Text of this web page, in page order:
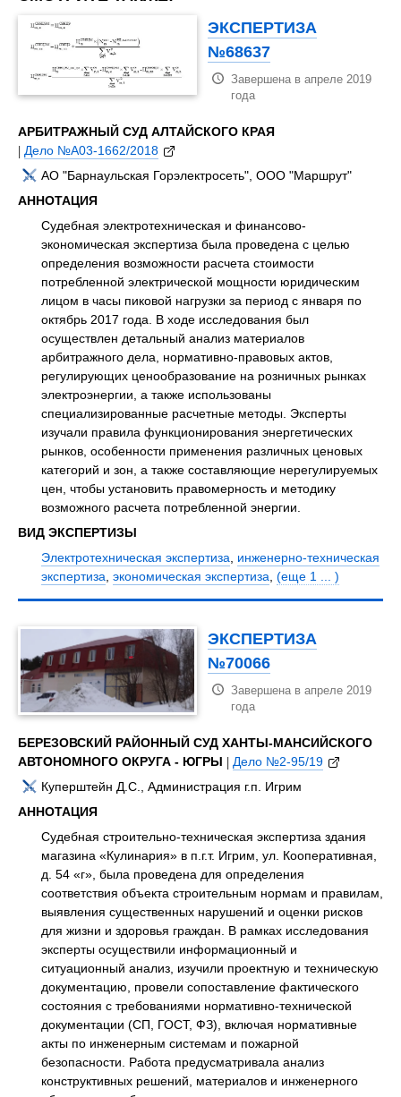
ЭКСПЕРТИЗА
№68637
Завершена в апреле 2019
года
АРБИТРАЖНЫЙ СУД АЛТАЙСКОГО КРАЯ
| Дело №А03-1662/2018
АО "Барнаульская Горэлектросеть", ООО "Маршрут"
АННОТАЦИЯ
Судебная электротехническая и финансово-
экономическая экспертиза была проведена с целью
определения возможности расчета стоимости
потребленной электрической мощности юридическим
лицом в часы пиковой нагрузки за период с января по
октябрь 2017 года. В ходе исследования был
осуществлен детальный анализ материалов
арбитражного дела, нормативно-правовых актов,
регулирующих ценообразование на розничных рынках
электроэнергии, а также использованы
специализированные расчетные методы. Эксперты
изучали правила функционирования энергетических
рынков, особенности применения различных ценовых
категорий и зон, а также составляющие нерегулируемых
цен, чтобы установить правомерность и методику
возможного расчета потребленной энергии.
ВИД ЭКСПЕРТИЗЫ
Электротехническая экспертиза, инженерно-техническая
экспертиза, экономическая экспертиза, (еще 1 ... )
ЭКСПЕРТИЗА
№70066
Завершена в апреле 2019
года
БЕРЕЗОВСКИЙ РАЙОННЫЙ СУД ХАНТЫ-МАНСИЙСКОГО
АВТОНОМНОГО ОКРУГА - ЮГРЫ | Дело №2-95/19
Куперштейн Д.С., Администрация г.п. Игрим
АННОТАЦИЯ
Судебная строительно-техническая экспертиза здания
магазина «Кулинария» в п.г.т. Игрим, ул. Кооперативная,
д. 54 «г», была проведена для определения
соответствия объекта строительным нормам и правилам,
выявления существенных нарушений и оценки рисков
для жизни и здоровья граждан. В рамках исследования
эксперты осуществили информационный и
ситуационный анализ, изучили проектную и техническую
документацию, провели сопоставление фактического
состояния с требованиями нормативно-технической
документации (СП, ГОСТ, ФЗ), включая нормативные
акты по инженерным системам и пожарной
безопасности. Работа предусматривала анализ
конструктивных решений, материалов и инженерного